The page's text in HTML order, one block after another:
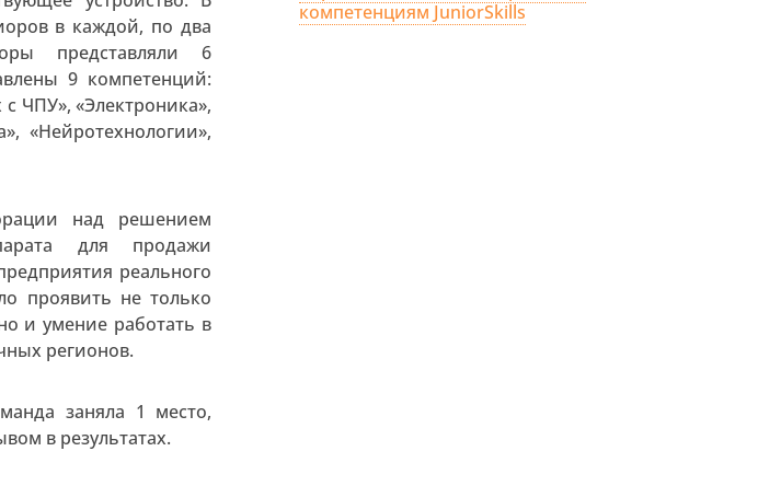
в каждой, по два
представляли 6
9 компетенций:
ЧПУ», «Электроника»,
«Нейротехнологии»,
над решением
для продажи
реального
проявить не только
и умение работать в
регионов.
заняла 1 место,
в результатах.
компетенциям JuniorSkills